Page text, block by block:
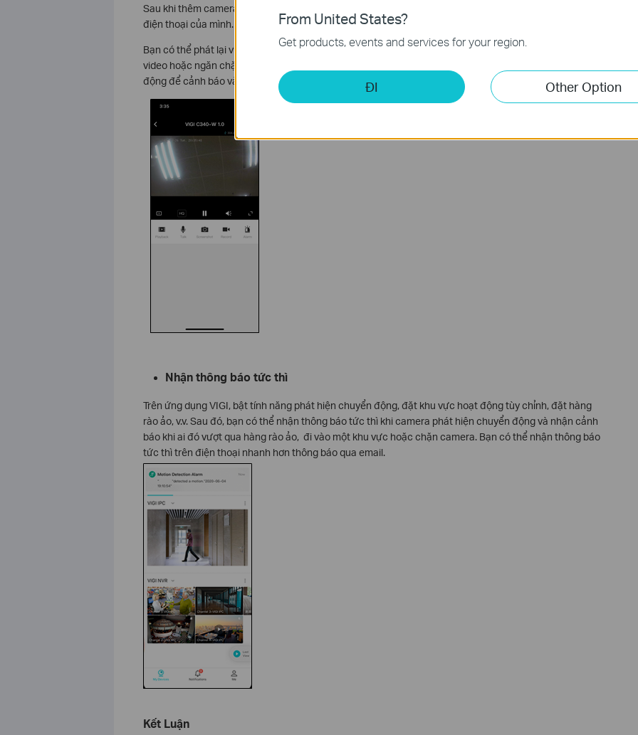
Sau khi thêm camera vào ứng dụng VIGI, bạn có thể xem video và quản lý thiết bị mọi lúc, mọi nơi trên
điện thoại của mình.
Bạn có thể phát lại video để xem lại những khoảnh khắc đã lưu, nói chuyện trực tiếp với người trong
video hoặc ngăn chặn chủ động, chụp ảnh màn hình quan trọng, ghi lại khoảnh khắc và kích hoạt báo
động để cảnh báo và đuổi những kẻ xâm nhập tiềm ẩn khi phát hiện sự việc bất thường.
Nhận thông báo tức thì
Trên ứng dụng VIGI, bật tính năng phát hiện chuyển động, đặt khu vực hoạt động tùy chỉnh, đặt hàng
rào ảo, v.v. Sau đó, bạn có thể nhận thông báo tức thì khi camera phát hiện chuyển động và nhận cảnh
báo khi ai đó vượt qua hàng rào ảo, đi vào một khu vực hoặc chặn camera. Bạn có thể nhận thông báo
tức thì trên điện thoại nhanh hơn thông báo qua email.
Kết Luận
From United States?
Get products, events and services for your region.
ĐI Other Option